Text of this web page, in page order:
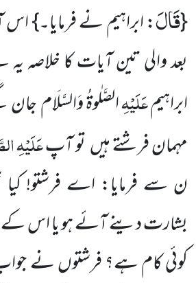
{قَالَ: ابراہیم نے فرمایا۔}اس
بعد والی تین آیات کا
ابراہیمعَلَیْہِالصَّلٰوۃُوَالسَّلَامجان
مہمان فرشتے ہیں تو آپعَلَیْہِ
ن سے فرمایا: اے فرشتو!
بشارت دینے آئے ہو یا اس کے
کوئی کام ہے؟ فرشتوں نے